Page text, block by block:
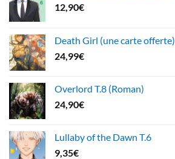
12,90€
Death Girl (une carte offerte)
24,99€
Overlord T.8 (Roman)
24,90€
Lullaby of the Dawn T.6
9,35€